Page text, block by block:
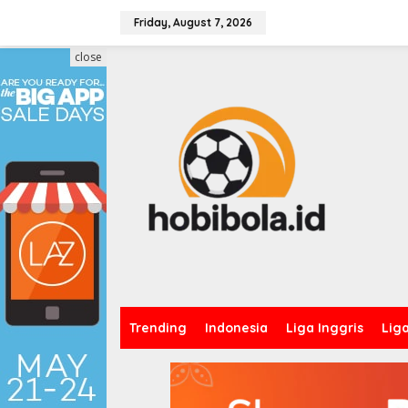
Friday, August 7, 2026
Trending Indonesia Liga Inggris
close